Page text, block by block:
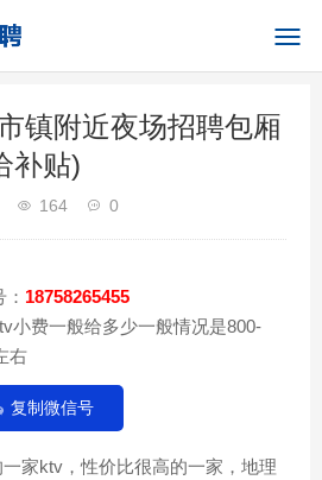
镇附近夜场招聘包厢
补贴)
164 0
18758265455
小费一般给多少一般情况是800-
右
复制微信号
ktv，性价比很高的一家，地理